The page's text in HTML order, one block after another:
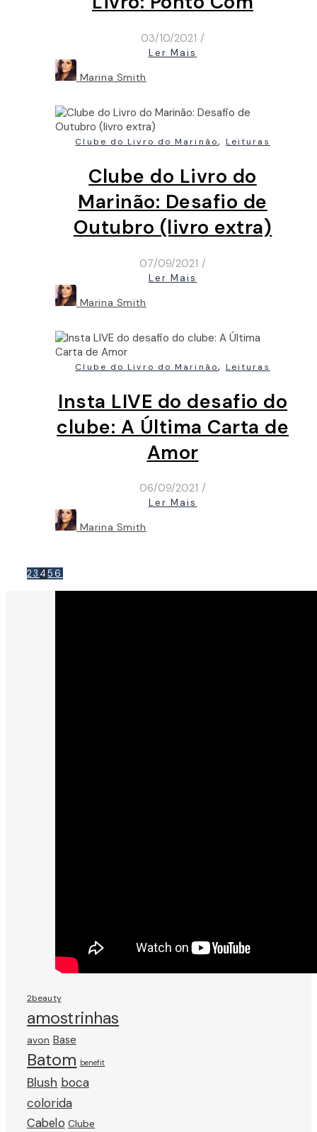
03/10/2021 /
Ler Mais
Marina Smith
Clube do Livro do Marinão, Leituras
Clube do Livro do
Marinão: Desafio de
Outubro (livro extra)
07/09/2021 /
Ler Mais
Marina Smith
Clube do Livro do Marinão, Leituras
Insta LIVE do desafio do
clube: A Última Carta de
Amor
06/09/2021 /
Ler Mais
Marina Smith
23 456
2beauty
amostrinhas
avon Base
Batom benefit
Blush boca
colorida
Cabelo Clube